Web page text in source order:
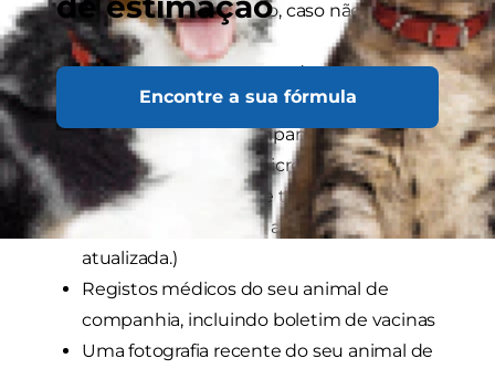
Encontre a sua fórmula
Um segundo contacto, caso não esteja
disponível
Informação de contacto do seu veterinário
assim como da clínica/hospital veterinário
do seu animal de companhia
Informação sobre o microchip, caso
aplicável (certifique-se também de que a
informação associada ao microchip está
atualizada.)
Registos médicos do seu animal de
companhia, incluindo boletim de vacinas
Uma fotografia recente do seu animal de